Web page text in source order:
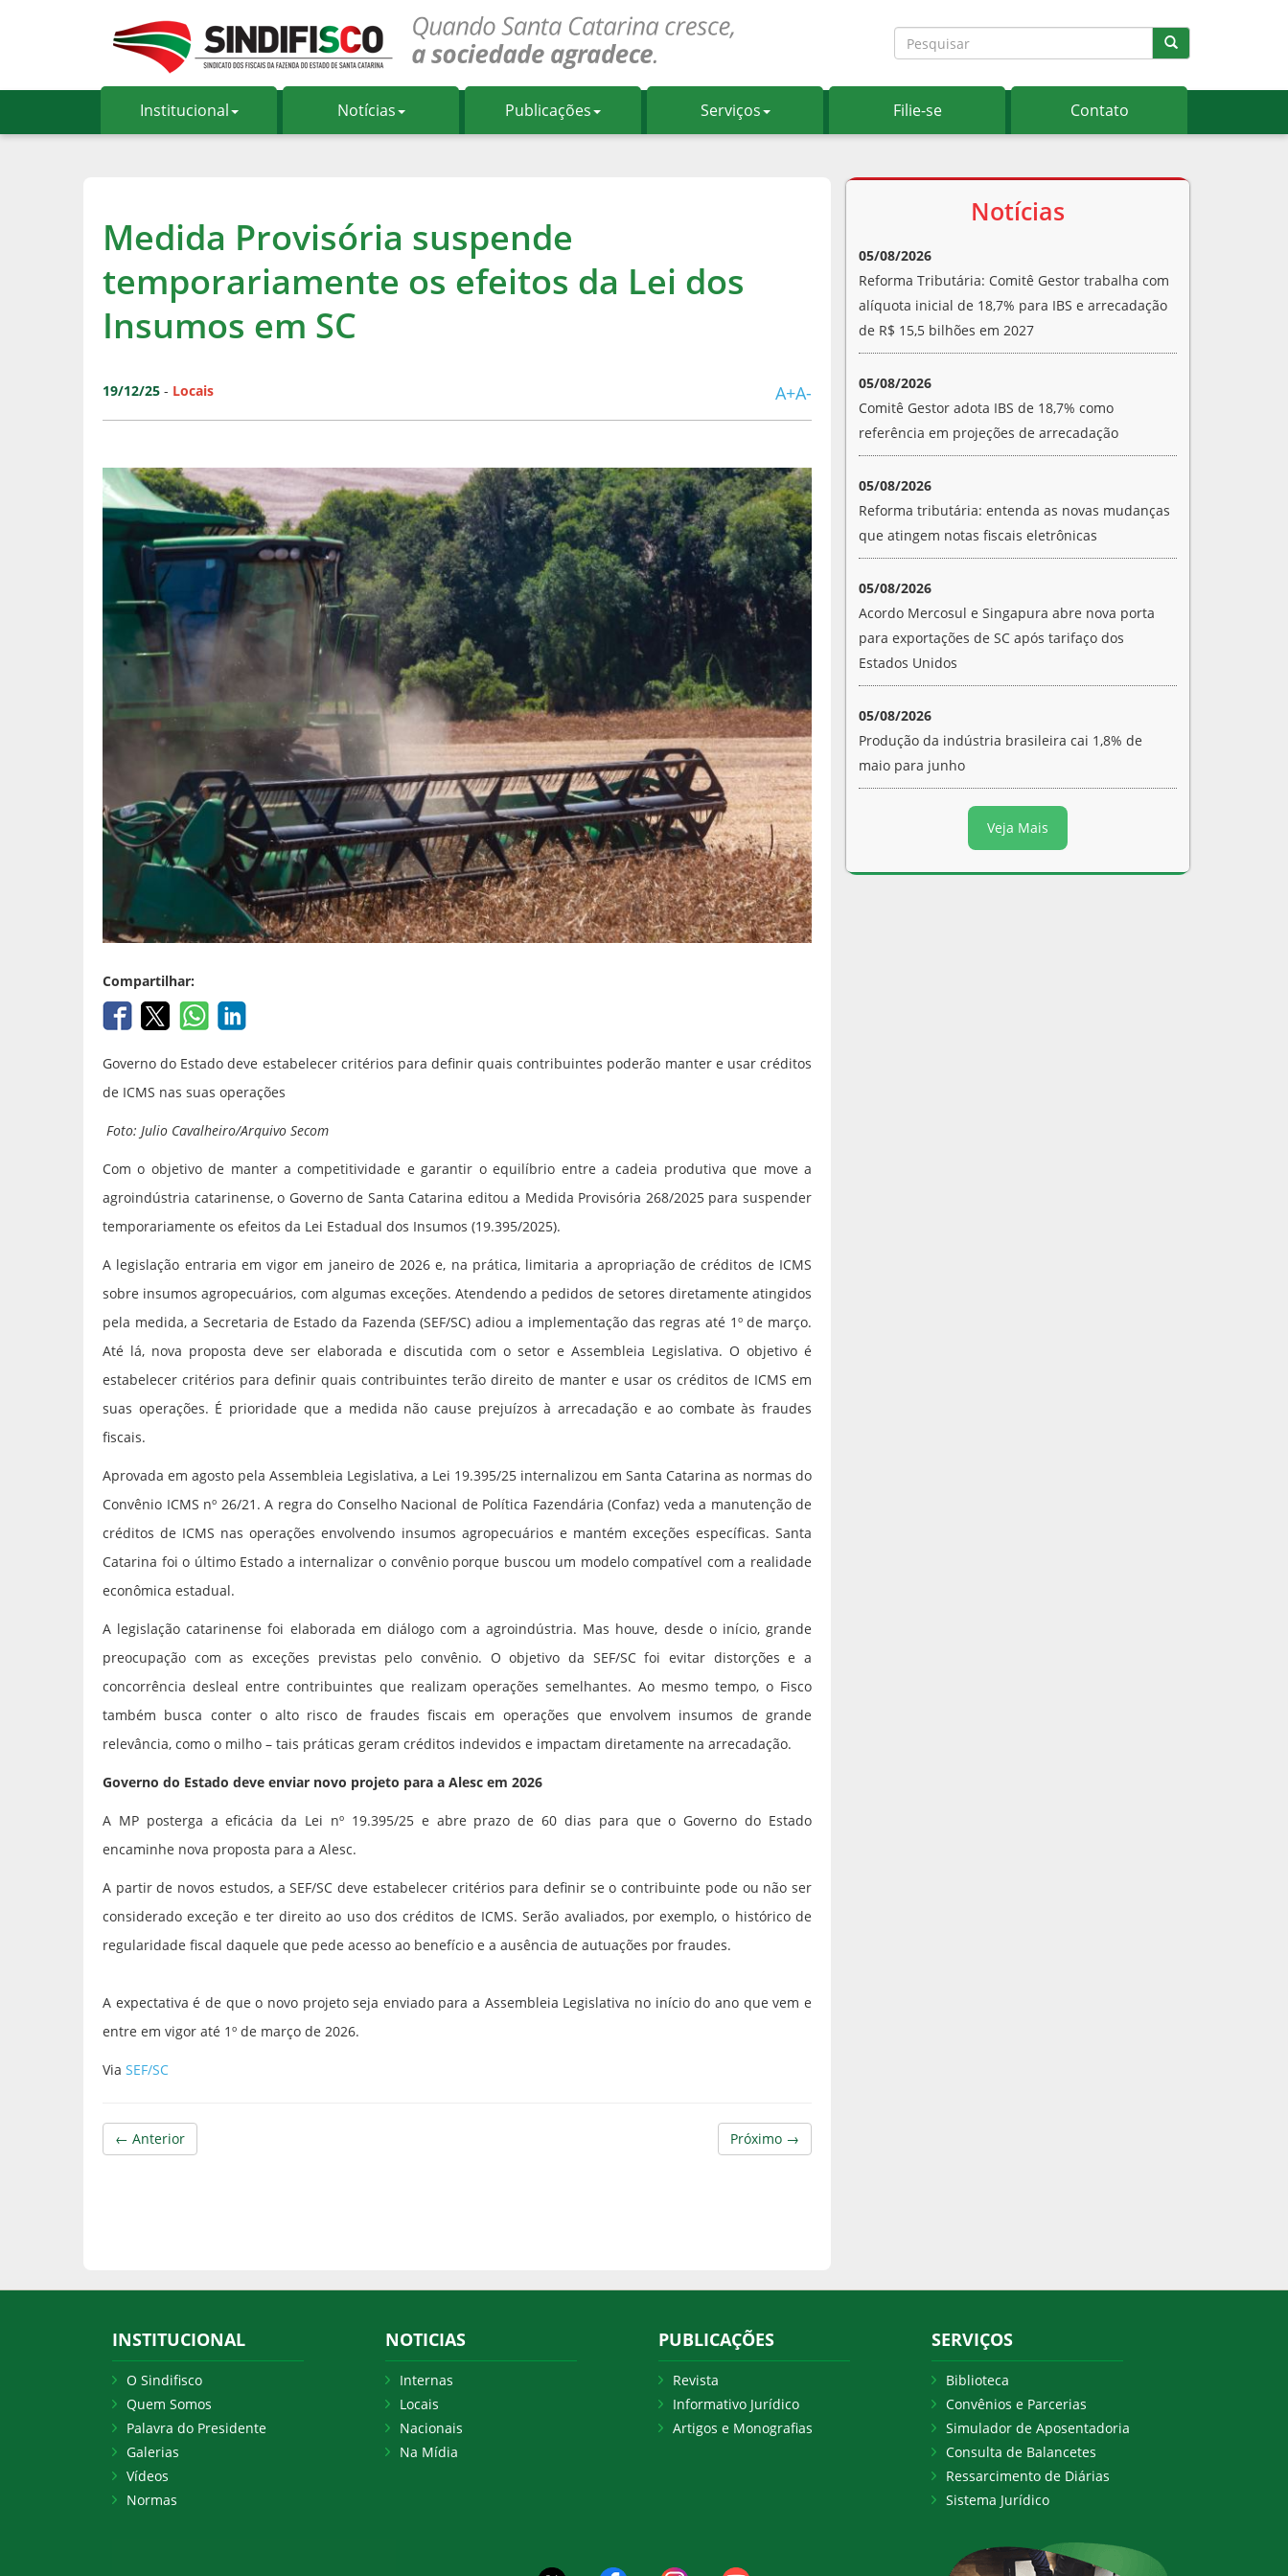
Institucional Notícias Publicações Serviços Filie-se Contato
Medida Provisória suspende
temporariamente os efeitos da Lei dos
Insumos em SC
19/12/25 - Locais A+A-
Compartilhar:
Governo do Estado deve estabelecer critérios para definir quais contribuintes poderão manter e usar créditos
de ICMS nas suas operações
Foto: Julio Cavalheiro/Arquivo Secom
Com o objetivo de manter a competitividade e garantir o equilíbrio entre a cadeia produtiva que move a
agroindústria catarinense, o Governo de Santa Catarina editou a Medida Provisória 268/2025 para suspender
temporariamente os efeitos da Lei Estadual dos Insumos (19.395/2025).
A legislação entraria em vigor em janeiro de 2026 e, na prática, limitaria a apropriação de créditos de ICMS
sobre insumos agropecuários, com algumas exceções. Atendendo a pedidos de setores diretamente atingidos
pela medida, a Secretaria de Estado da Fazenda (SEF/SC) adiou a implementação das regras até 1º de março.
Até lá, nova proposta deve ser elaborada e discutida com o setor e Assembleia Legislativa. O objetivo é
estabelecer critérios para definir quais contribuintes terão direito de manter e usar os créditos de ICMS em
suas operações. É prioridade que a medida não cause prejuízos à arrecadação e ao combate às fraudes
fiscais.
Aprovada em agosto pela Assembleia Legislativa, a Lei 19.395/25 internalizou em Santa Catarina as normas do
Convênio ICMS nº 26/21. A regra do Conselho Nacional de Política Fazendária (Confaz) veda a manutenção de
créditos de ICMS nas operações envolvendo insumos agropecuários e mantém exceções específicas. Santa
Catarina foi o último Estado a internalizar o convênio porque buscou um modelo compatível com a realidade
econômica estadual.
A legislação catarinense foi elaborada em diálogo com a agroindústria. Mas houve, desde o início, grande
preocupação com as exceções previstas pelo convênio. O objetivo da SEF/SC foi evitar distorções e a
concorrência desleal entre contribuintes que realizam operações semelhantes. Ao mesmo tempo, o Fisco
também busca conter o alto risco de fraudes fiscais em operações que envolvem insumos de grande
relevância, como o milho – tais práticas geram créditos indevidos e impactam diretamente na arrecadação.
Governo do Estado deve enviar novo projeto para a Alesc em 2026
A MP posterga a eficácia da Lei nº 19.395/25 e abre prazo de 60 dias para que o Governo do Estado
encaminhe nova proposta para a Alesc.
A partir de novos estudos, a SEF/SC deve estabelecer critérios para definir se o contribuinte pode ou não ser
considerado exceção e ter direito ao uso dos créditos de ICMS. Serão avaliados, por exemplo, o histórico de
regularidade fiscal daquele que pede acesso ao benefício e a ausência de autuações por fraudes.
A expectativa é de que o novo projeto seja enviado para a Assembleia Legislativa no início do ano que vem e
entre em vigor até 1º de março de 2026.
Via SEF/SC
Próximo →
← Anterior
Notícias
05/08/2026
Reforma Tributária: Comitê Gestor trabalha com
alíquota inicial de 18,7% para IBS e arrecadação
de R$ 15,5 bilhões em 2027
05/08/2026
Comitê Gestor adota IBS de 18,7% como
referência em projeções de arrecadação
05/08/2026
Reforma tributária: entenda as novas mudanças
que atingem notas fiscais eletrônicas
05/08/2026
Acordo Mercosul e Singapura abre nova porta
para exportações de SC após tarifaço dos
Estados Unidos
05/08/2026
Produção da indústria brasileira cai 1,8% de
maio para junho
Veja Mais
INSTITUCIONAL
O Sindifisco
Quem Somos
Palavra do Presidente
Galerias
Vídeos
Normas
NOTICIAS
Internas
Locais
Nacionais
Na Mídia
PUBLICAÇÕES
Revista
Informativo Jurídico
Artigos e Monografias
SERVIÇOS
Biblioteca
Convênios e Parcerias
Simulador de Aposentadoria
Consulta de Balancetes
Ressarcimento de Diárias
Sistema Jurídico